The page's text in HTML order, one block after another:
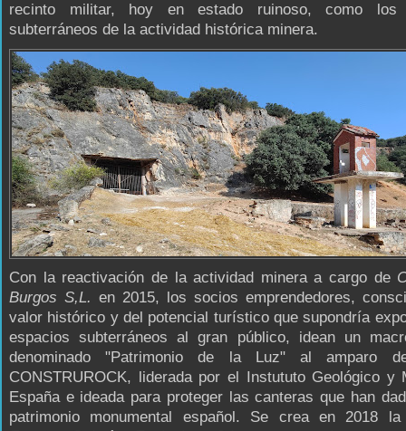
recinto militar, hoy en estado ruinoso, como los
subterráneos de la actividad histórica minera.
Con la reactivación de la actividad minera a cargo de
Burgos S,L. en 2015, los socios emprendedores,
valor histórico y del potencial turístico que supondría
espacios subterráneos al gran público, idean un
denominado "Patrimonio de la Luz" al amparo
CONSTRUROCK, liderada por el Instututo Geológico y
España e ideada para proteger las canteras que han
patrimonio monumental español. Se crea en 2018 la